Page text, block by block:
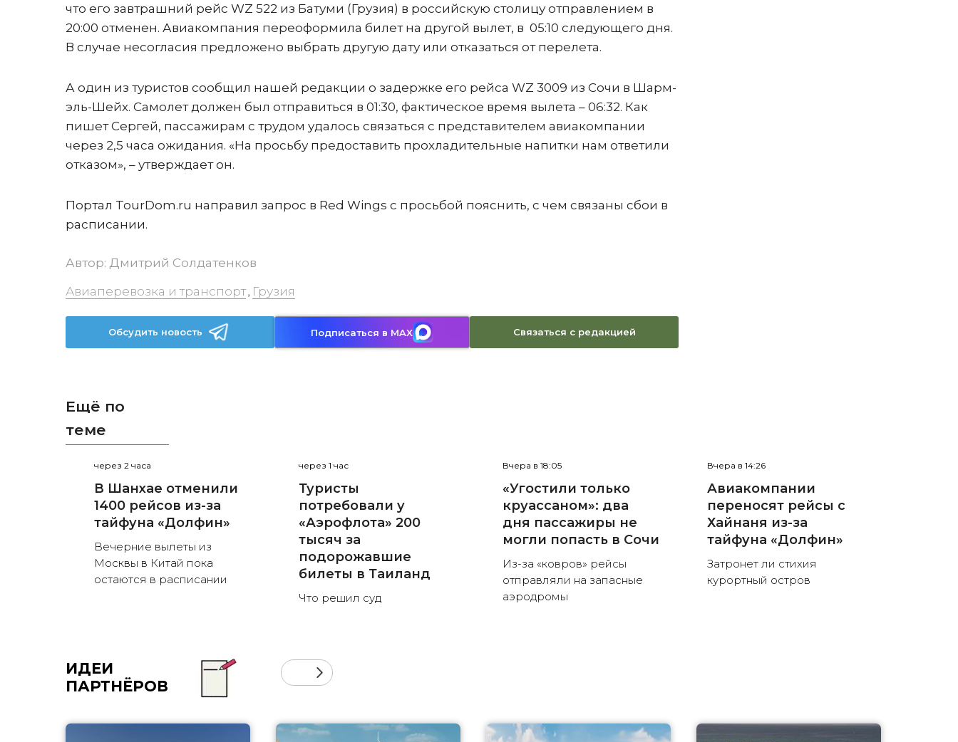
что его завтрашний рейс WZ 522 из Батуми (Грузия) в российскую столицу отправлением в
20:00 отменен. Авиакомпания переоформила билет на другой вылет, в 05:10 следующего дня.
В случае несогласия предложено выбрать другую дату или отказаться от перелета.
А один из туристов сообщил нашей редакции о задержке его рейса WZ 3009 из Сочи в Шарм-
эль-Шейх. Самолет должен был отправиться в 01:30, фактическое время вылета – 06:32. Как
пишет Сергей, пассажирам с трудом удалось связаться с представителем авиакомпании
через 2,5 часа ожидания. «На просьбу предоставить прохладительные напитки нам ответили
отказом», – утверждает он.
Портал TourDom.ru направил запрос в Red Wings с просьбой пояснить, с чем связаны сбои в
расписании.
Автор: Дмитрий Солдатенков
Авиаперевозка и транспорт, Грузия
Обсудить новость Подписаться в MAX Связаться с редакцией
Ещё по
теме
через 2 часа
В Шанхае отменили
1400 рейсов из-за
тайфуна «Долфин»
Вечерние вылеты из
Москвы в Китай пока
остаются в расписании
через 1 час
Туристы
потребовали у
«Аэрофлота» 200
тысяч за
подорожавшие
билеты в Таиланд
Что решил суд
Вчера в 18:05
«Угостили только
круассаном»: два
дня пассажиры не
могли попасть в Сочи
Из-за «ковров» рейсы
отправляли на запасные
аэродромы
Вчера в 14:26
Авиакомпании
переносят рейсы с
Хайнаня из-за
тайфуна «Долфин»
Затронет ли стихия
курортный остров
ИДЕИ
ПАРТНЁРОВ